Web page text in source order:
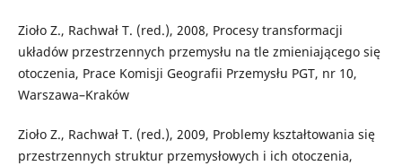
Zioło Z., Rachwał T. (red.), 2008, Procesy transformacji
układów przestrzennych przemysłu na tle zmieniającego się
otoczenia, Prace Komisji Geografii Przemysłu PGT, nr 10,
Warszawa–Kraków
Zioło Z., Rachwał T. (red.), 2009, Problemy kształtowania się
przestrzennych struktur przemysłowych i ich otoczenia,